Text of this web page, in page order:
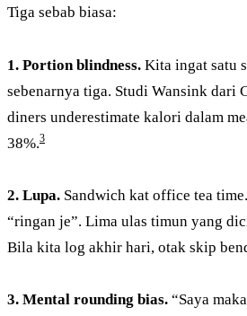
Tiga sebab biasa:
1. Portion blindness. Kita ingat satu
sebenarnya tiga. Studi Wansink dari
diners underestimate kalori dalam
38%.3
2. Lupa. Sandwich kat office tea
“ringan je”. Lima ulas timun yang
Bila kita log akhir hari, otak skip
3. Mental rounding bias. “Saya